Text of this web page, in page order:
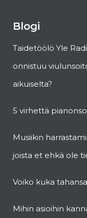
Blogi
Taidetöölö Yle
onnistuu
aikuiselta?
5 virhettä
Musiikin
joista et ehkä ole
Voiko kuka
Mihin asioihin